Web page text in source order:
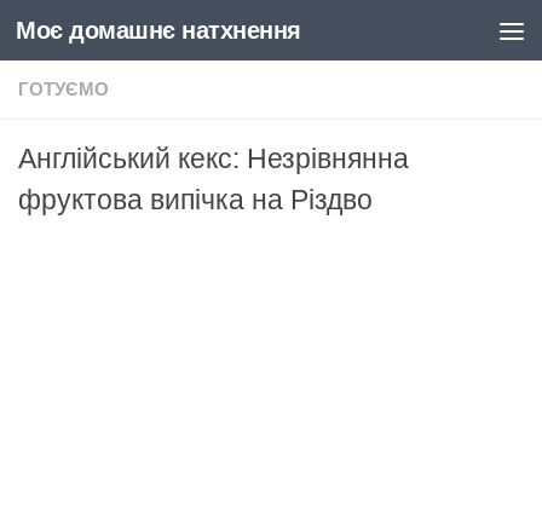
Skip to content
Моє домашнє натхнення
ГОТУЄМО
Англійський кекс: Незрівнянна
фруктова випічка на Різдво